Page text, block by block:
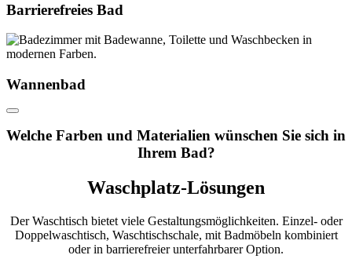
Barrierefreies Bad
Wannenbad
Welche Farben und Materialien wünschen Sie sich in
Ihrem Bad?
Waschplatz-Lösungen
Der Waschtisch bietet viele Gestaltungsmöglichkeiten. Einzel- oder
Doppelwaschtisch, Waschtischschale, mit Badmöbeln kombiniert
oder in barrierefreier unterfahrbarer Option.